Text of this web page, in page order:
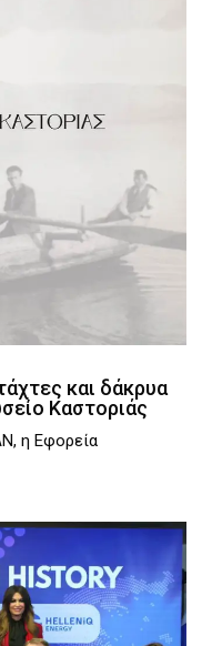
και δάκρυα
Καστοριάς
η Εφορεία